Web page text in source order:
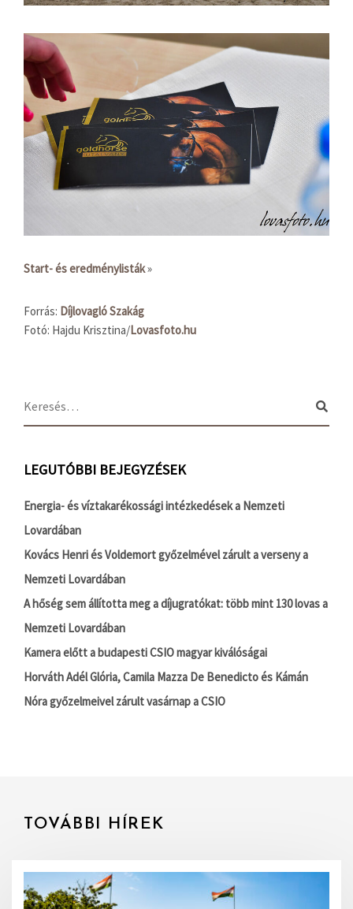
Start- és eredménylisták»
Forrás: Díjlovagló Szakág
Fotó: Hajdu Krisztina/Lovasfoto.hu
LEGUTÓBBI BEJEGYZÉSEK
Energia- és víztakarékossági intézkedések a Nemzeti
Lovardában
Kovács Henri és Voldemort győzelmével zárult a verseny a
Nemzeti Lovardában
A hőség sem állította meg a díjugratókat: több mint 130 lovas a
Nemzeti Lovardában
Kamera előtt a budapesti CSIO magyar kiválóságai
Horváth Adél Glória, Camila Mazza De Benedicto és Kámán
Nóra győzelmeivel zárult vasárnap a CSIO
TOVÁBBI HÍREK